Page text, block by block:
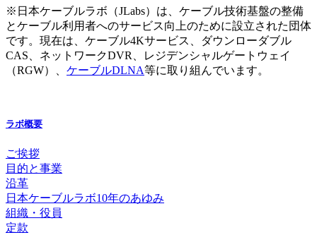
※日本ケーブルラボ（JLabs）は、ケーブル技術基盤の整備
とケーブル利用者へのサービス向上のために設立された団体
です。現在は、ケーブル4Kサービス、ダウンローダブル
CAS、ネットワークDVR、レジデンシャルゲートウェイ
（RGW）、 ケーブルDLNA等に取り組んでいます。
ラボ概要
ご挨拶
目的と事業
沿革
日本ケーブルラボ10年のあゆみ
組織・役員
定款